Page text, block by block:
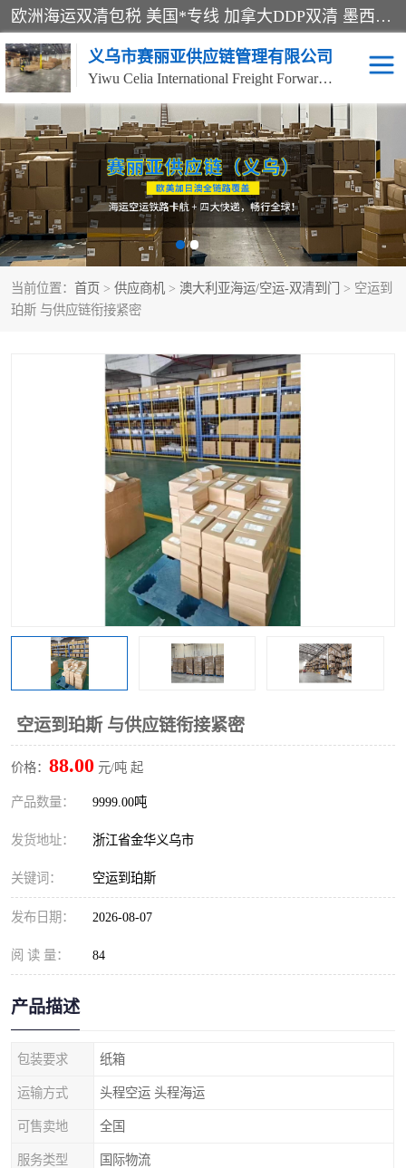
欧洲海运双清包税 美国*专线 加拿大DDP双清 墨西哥跨境空运 澳大利亚专线物流 跨境电商物流服务 国际快递到门服务 海运*渠道 一站式跨境物流解决方案 TikTok/SHEIN专线 电商平台FBA头程运输 国际铁路运输欧洲 UPS/DDHL/联邦快递跨境 美国双清到门物流 跨境*运输
义乌市赛丽亚供应链管理有限公司
Yiwu Celia International Freight Forwarding Co., Ltd
当前位置： 首页 > 供应商机 > 澳大利亚海运/空运-双清到门
> 空运到
珀斯 与供应链衔接紧密
空运到珀斯 与供应链衔接紧密
价格： 88.00 元/吨 起
产品数量： 9999.00吨
发货地址： 浙江省金华义乌市
关键词： 空运到珀斯
发布日期： 2026-08-07
阅 读 量： 84
产品描述
包装要求 纸箱
运输方式 头程空运 头程海运
可售卖地 全国
服务类型 国际物流
美森快船 欧洲卡航
加拿大海运/空运-双清到
门
澳大利亚海运/空运-双清
到门
墨西哥海运/空运-双清到
门